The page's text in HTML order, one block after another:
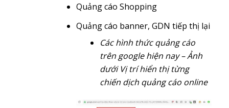
Quảng cáo Shopping
Quảng cáo banner, GDN tiếp thị lại
Các hình thức quảng cáo
trên google hiện nay – Ảnh
dưới Vị trí hiển thị từng
chiến dịch quảng cáo online